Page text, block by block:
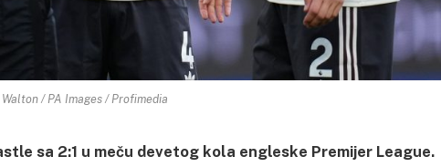
Walton / PA Images / Profimedia
sa 2:1 u meču devetog kola engleske Premijer League.